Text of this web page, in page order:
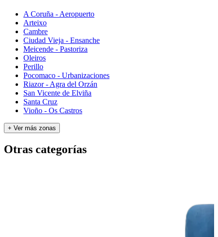
A Coruña - Aeropuerto
Arteixo
Cambre
Ciudad Vieja - Ensanche
Meicende - Pastoriza
Oleiros
Perillo
Pocomaco - Urbanizaciones
Riazor - Agra del Orzán
San Vicente de Elviña
Santa Cruz
Vioño - Os Castros
+ Ver más zonas
Otras categorías